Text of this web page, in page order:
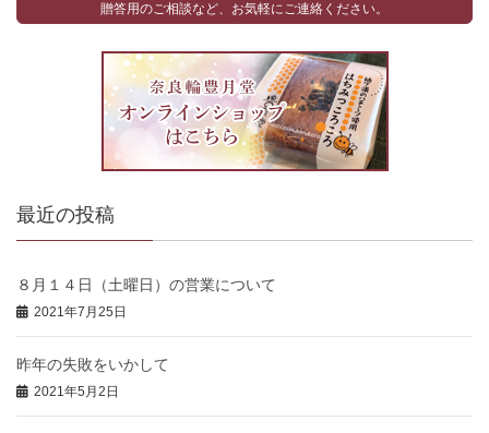
贈答用のご相談など、お気軽にご連絡ください。
最近の投稿
８月１４日（土曜日）の営業について
2021年7月25日
昨年の失敗をいかして
2021年5月2日